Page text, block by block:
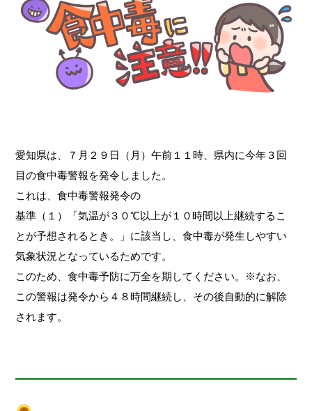
愛知県は、７月２９日（月）午前１１時、県内に今年３回
目の食中毒警報を発令しました。
これは、食中毒警報発令の
基準（１）「気温が３０℃以上が１０時間以上継続するこ
とが予想されるとき。」に該当し、食中毒が発生しやすい
気象状況となっているためです。
このため、食中毒予防に万全を期してください。 ※なお、
この警報は発令から４８時間継続し、その後自動的に解除
されます。